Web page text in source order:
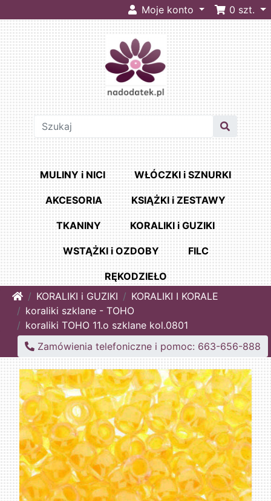
Moje konto 0 szt.
MULINY i NICI WŁÓCZKI i SZNURKI
AKCESORIA KSIĄŻKI i ZESTAWY
TKANINY KORALIKI i GUZIKI
WSTĄŻKI i OZDOBY FILC
RĘKODZIEŁO
HomeKORALIKI i GUZIKI
KORALIKI I KORALE
koraliki szklane - TOHO
koraliki TOHO 11.o szklane kol.0801
Zamówienia telefoniczne i pomoc: 663-656-888